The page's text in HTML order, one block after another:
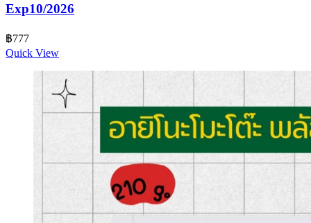
Exp10/2026
฿777
Quick View